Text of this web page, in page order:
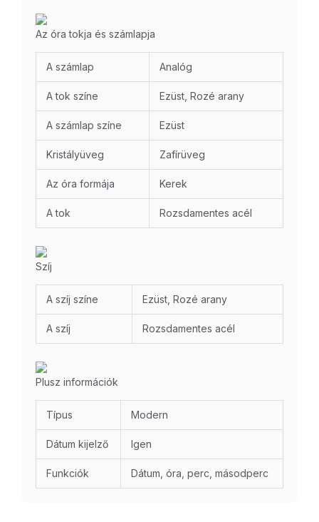
Az óra tokja és számlapja
A számlap Analóg
A tok színe Ezüst, Rozé arany
A számlap színe Ezüst
Kristályüveg Zafírüveg
Az óra formája Kerek
A tok Rozsdamentes acél
Szíj
A szíj színe Ezüst, Rozé arany
A szíj Rozsdamentes acél
Plusz információk
Típus Modern
Dátum kijelző Igen
Funkciók Dátum, óra, perc, másodperc